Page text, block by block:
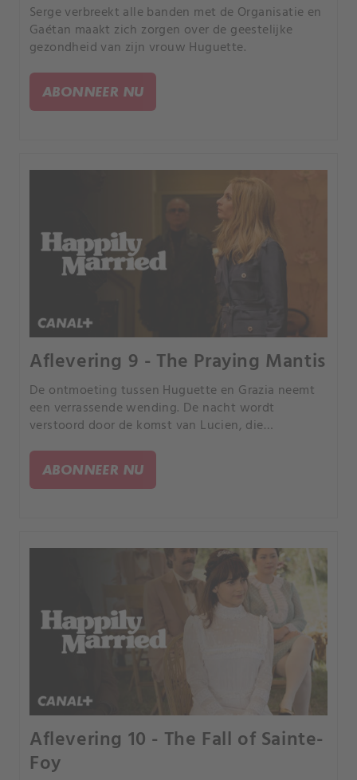
Serge verbreekt alle banden met de Organisatie en
Gaétan maakt zich zorgen over de geestelijke
gezondheid van zijn vrouw Huguette.
ABONNEER NU
Aflevering 9 - The Praying Mantis
De ontmoeting tussen Huguette en Grazia neemt
een verrassende wending. De nacht wordt
verstoord door de komst van Lucien, die
vrouw te wreken.
ABONNEER NU
Aflevering 10 - The Fall of Sainte-
Foy